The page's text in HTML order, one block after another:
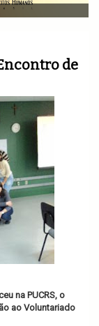
de
na PUCRS, o
ao Voluntariado